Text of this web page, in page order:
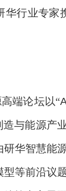
华行业专家
端论坛以“
造与能源产
研华智慧能
型等前沿议